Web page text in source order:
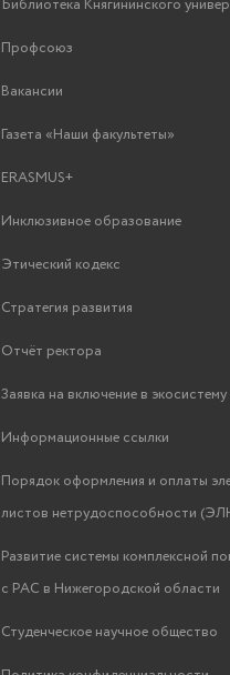
Библиотека Княгининского
Профсоюз
Вакансии
Газета «Наши факультеты»
ERASMUS+
Инклюзивное образование
Этический кодекс
Стратегия развития
Отчёт ректора
Заявка на включение в
Информационные ссылки
Порядок оформления и оплаты
листов нетрудоспособности
Развитие системы комплексной
с РАС в Нижегородской области
Студенческое научное общество